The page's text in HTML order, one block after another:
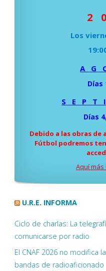
2
Los
A G
Días
S E P T
Días
Debido a las obras de
Fútbol podremos
Aquí más
U.R.E. INFORMA
Ciclo de charlas: La
comunicarse por radio
El CNAF 2026 no modifica
bandas de radioaficionado